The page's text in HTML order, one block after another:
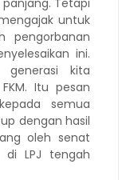
Tetapi
untuk
pengorbanan
ini.
kita
Itu pesan
semua
dengan hasil
oleh senat
di LPJ tengah